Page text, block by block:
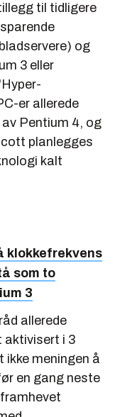
til tidligere
og
3 eller
er allerede
Pentium 4, og
planlegges
kalt
klokkefrekvens
som to
3
allerede
aktivisert i 3
ikke meningen å
en gang neste